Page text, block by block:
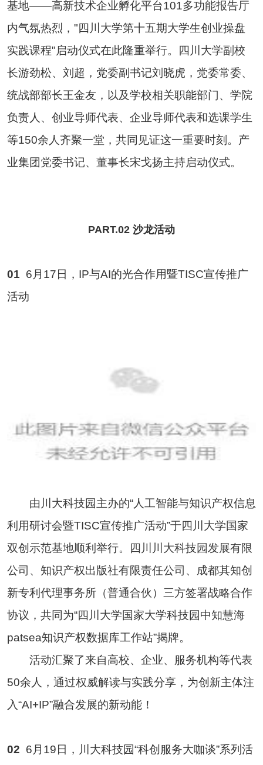
基地——高新技术企业孵化平台101多功能报告厅
内气氛热烈，"四川大学第十五期大学生创业操盘
实践课程"启动仪式在此隆重举行。四川大学副校
长游劲松、刘超，党委副书记刘晓虎，党委常委、
统战部部长王金友，以及学校相关职能部门、学院
负责人、创业导师代表、企业导师代表和选课学生
等150余人齐聚一堂，共同见证这一重要时刻。产
业集团党委书记、董事长宋戈扬主持启动仪式。
PART.02 沙龙活动
01 6月17日，IP与AI的光合作用暨TISC宣传推广
活动
由川大科技园主办的“人工智能与知识产权信息
利用研讨会暨TISC宣传推广活动”于四川大学国家
双创示范基地顺利举行。四川川大科技园发展有限
公司、知识产权出版社有限责任公司、成都其知创
新专利代理事务所（普通合伙）三方签署战略合作
协议，共同为“四川大学国家大学科技园中知慧海
patsea知识产权数据库工作站”揭牌。
活动汇聚了来自高校、企业、服务机构等代表
50余人，通过权威解读与实践分享，为创新主体注
入“AI+IP”融合发展的新动能！
02 6月19日，川大科技园“科创服务大咖谈”系列活